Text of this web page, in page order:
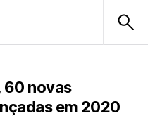
60 novas
em 2020